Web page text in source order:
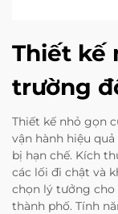
Thiết kế
trường
Thiết kế nhỏ gọn
vận hành hiệu
bị hạn chế. Kích
các lối đi chật và
chọn lý tưởng
thành phố. Tính